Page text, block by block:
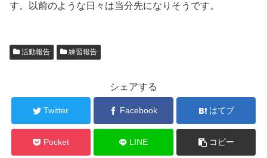
す。以前のような日々は当分先になりそうです。
活動報告 練習報告
シェアする
Twitter Facebook はてブ
Pocket LINE コピー